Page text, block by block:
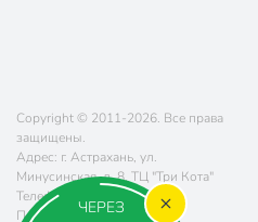
ЧЕРЕЗ
Copyright © 2011-2026. Все права
защищены.
Адрес: г. Астрахань, ул.
Минусинская, д. 8, ТЦ "Три Кота"
Телефон:
8 (800) 770-77-06
Почта:
sales@poryadok.ru